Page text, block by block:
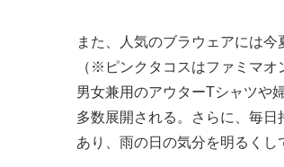
また、人気のブラウェアには
（※ピンクタコスはファミマオ
男女兼用のアウターTシャツや
多数展開される。さらに、毎
あり、雨の日の気分を明るくし